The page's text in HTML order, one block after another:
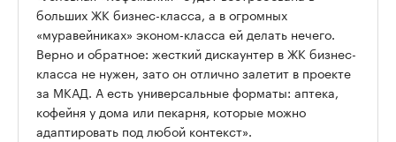
больших ЖК бизнес-класса, а в огромных
«муравейниках» эконом-класса ей делать нечего.
Верно и обратное: жесткий дискаунтер в ЖК бизнес-
класса не нужен, зато он отлично залетит в проекте
за МКАД. А есть универсальные форматы: аптека,
кофейня у дома или пекарня, которые можно
адаптировать под любой контекст».